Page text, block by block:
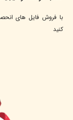
با فروش فایل های
کنید